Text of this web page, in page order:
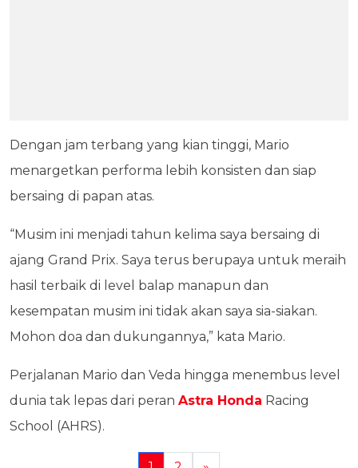
Dengan jam terbang yang kian tinggi, Mario
menargetkan performa lebih konsisten dan siap
bersaing di papan atas.
“Musim ini menjadi tahun kelima saya bersaing di
ajang Grand Prix. Saya terus berupaya untuk meraih
hasil terbaik di level balap manapun dan
kesempatan musim ini tidak akan saya sia-siakan.
Mohon doa dan dukungannya,” kata Mario.
Perjalanan Mario dan Veda hingga menembus level
dunia tak lepas dari peran Astra Honda Racing
School (AHRS).